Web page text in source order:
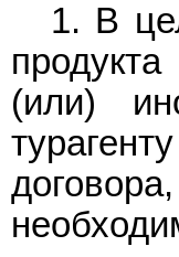
1. В
(или)